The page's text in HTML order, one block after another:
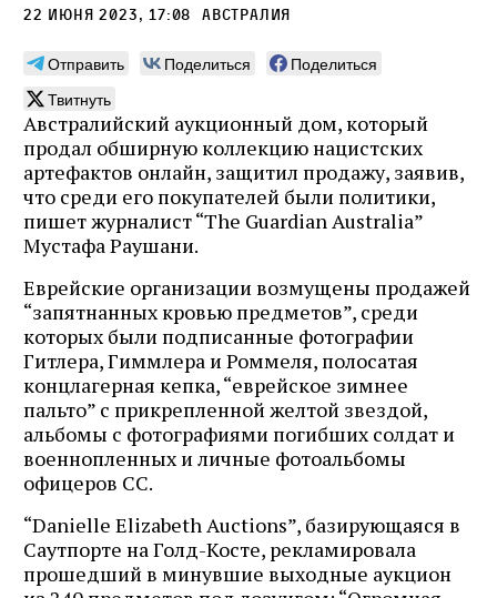
22 июня 2023, 17:08 Австралия
Отправить Поделиться
Поделиться
Твитнуть
Австралийский аукционный дом, который
продал обширную коллекцию нацистских
артефактов онлайн, защитил продажу, заявив,
что среди его покупателей были политики,
пишет журналист “The Guardian Australia”
Мустафа Раушани.
Еврейские организации возмущены продажей
“запятнанных кровью предметов”, среди
которых были подписанные фотографии
Гитлера, Гиммлера и Роммеля, полосатая
концлагерная кепка, “еврейское зимнее
пальто” с прикрепленной желтой звездой,
альбомы с фотографиями погибших солдат и
военнопленных и личные фотоальбомы
офицеров СС.
“Danielle Elizabeth Auctions”, базирующаяся в
Саутпорте на Голд-Косте, рекламировала
прошедший в минувшие выходные аукцион